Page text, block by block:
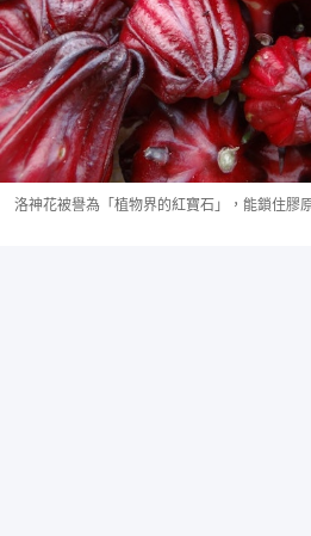
洛神花被譽為「植物界的紅寶石」，能鎖住膠